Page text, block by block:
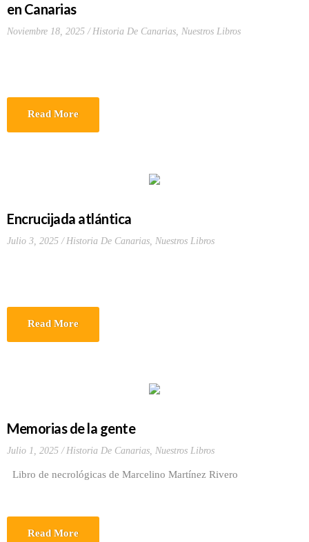
en Canarias
Noviembre 18, 2025 Historia De Canarias, Nuestros Libros
Read More
Encrucijada atlántica
Julio 3, 2025 Historia De Canarias, Nuestros Libros
Read More
Memorias de la gente
Julio 1, 2025 Historia De Canarias, Nuestros Libros
Libro de necrológicas de Marcelino Martínez Rivero
Read More